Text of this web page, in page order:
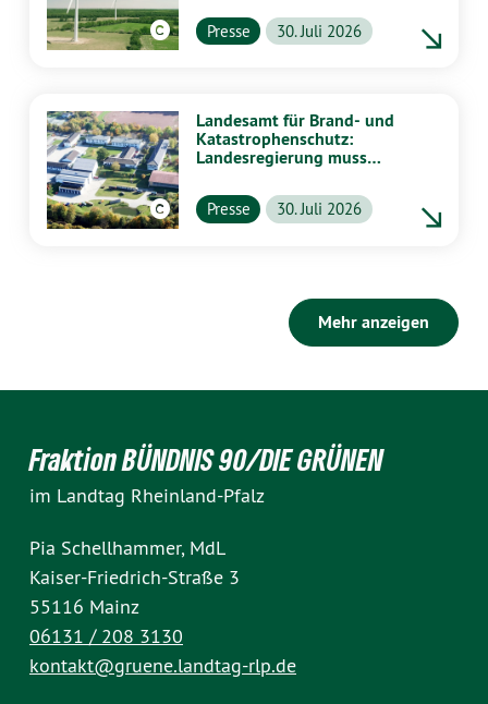
profitieren
Presse 30. Juli 2026
Landesamt für Brand- und
Katastrophenschutz:
Landesregierung muss
Presse 30. Juli 2026
Mehr anzeigen
Fraktion BÜNDNIS 90/DIE GRÜNEN
im Landtag Rheinland-Pfalz
Pia Schellhammer, MdL
Kaiser-Friedrich-Straße 3
55116 Mainz
06131 / 208 3130
kontakt@gruene.landtag-rlp.de